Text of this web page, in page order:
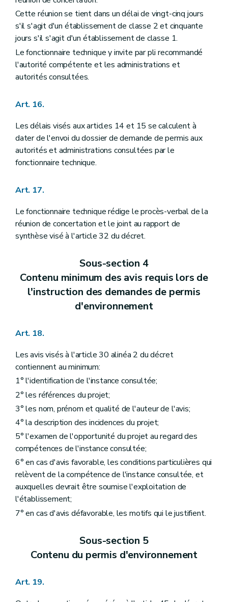
Cette réunion se tient dans un délai de vingt-cinq jours
s'il s'agit d'un établissement de classe 2 et cinquante
jours s'il s'agit d'un établissement de classe 1.
Le fonctionnaire technique y invite par pli recommandé
l'autorité compétente et les administrations et
autorités consultées.
Art. 16.
Les délais visés aux articles 14 et 15 se calculent à
dater de l'envoi du dossier de demande de permis aux
autorités et administrations consultées par le
fonctionnaire technique.
Art. 17.
Le fonctionnaire technique rédige le procès-verbal de la
réunion de concertation et le joint au rapport de
synthèse visé à l'article 32 du décret.
Sous-section 4
Contenu minimum des avis requis lors de
l'instruction des demandes de permis
d'environnement
Art. 18.
Les avis visés à l'article 30 alinéa 2 du décret
contiennent au minimum:
1° l'identification de l'instance consultée;
2° les références du projet;
3° les nom, prénom et qualité de l'auteur de l'avis;
4° la description des incidences du projet;
5° l'examen de l'opportunité du projet au regard des
compétences de l'instance consultée;
6° en cas d'avis favorable, les conditions particulières qui
relèvent de la compétence de l'instance consultée, et
auxquelles devrait être soumise l'exploitation de
l'établissement;
7° en cas d'avis défavorable, les motifs qui le justifient.
Sous-section 5
Contenu du permis d'environnement
Art. 19.